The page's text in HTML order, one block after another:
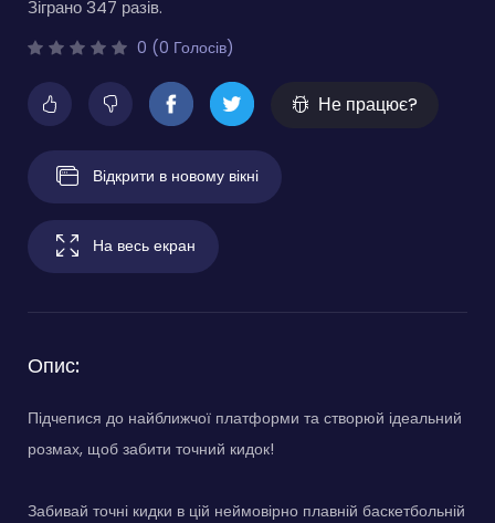
Зіграно 347 разів.
0 (0 Голосів)
Не працює?
Відкрити в новому вікні
На весь екран
Опис:
Підчепися до найближчої платформи та створюй ідеальний
розмах, щоб забити точний кидок!
Забивай точні кидки в цій неймовірно плавній баскетбольній